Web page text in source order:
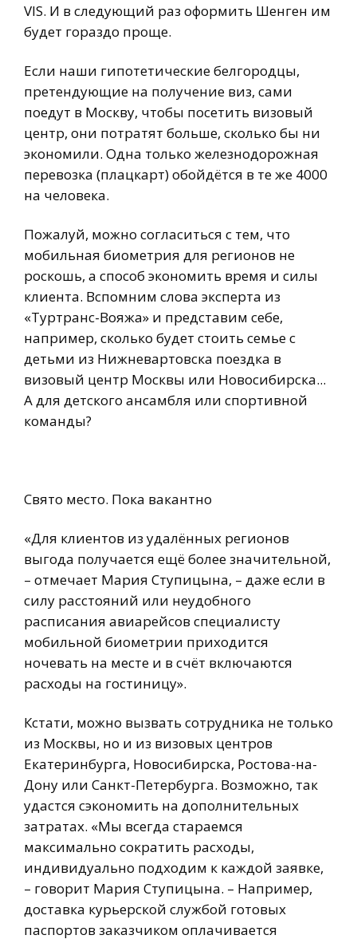
VIS. И в следующий раз оформить Шенген им
будет гораздо проще.
Если наши гипотетические белгородцы,
претендующие на получение виз, сами
поедут в Москву, чтобы посетить визовый
центр, они потратят больше, сколько бы ни
экономили. Одна только железнодорожная
перевозка (плацкарт) обойдётся в те же 4000
на человека.
Пожалуй, можно согласиться с тем, что
мобильная биометрия для регионов не
роскошь, а способ экономить время и силы
клиента. Вспомним слова эксперта из
«Туртранс-Вояжа» и представим себе,
например, сколько будет стоить семье с
детьми из Нижневартовска поездка в
визовый центр Москвы или Новосибирска...
А для детского ансамбля или спортивной
команды?
Свято место. Пока вакантно
«Для клиентов из удалённых регионов
выгода получается ещё более значительной,
– отмечает Мария Ступицына, – даже если в
силу расстояний или неудобного
расписания авиарейсов специалисту
мобильной биометрии приходится
ночевать на месте и в счёт включаются
расходы на гостиницу».
Кстати, можно вызвать сотрудника не только
из Москвы, но и из визовых центров
Екатеринбурга, Новосибирска, Ростова-на-
Дону или Санкт-Петербурга. Возможно, так
удастся сэкономить на дополнительных
затратах. «Мы всегда стараемся
максимально сократить расходы,
индивидуально подходим к каждой заявке,
– говорит Мария Ступицына. – Например,
доставка курьерской службой готовых
паспортов заказчиком оплачивается